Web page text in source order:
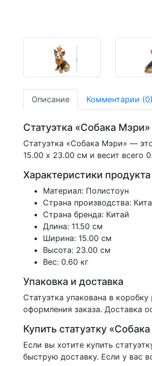
-30,68%
-30,68%
-30,68%
Описание Комментарии (0)
Статуэтка «Собака
Статуэтка «Собака Мэри» —
15.00 х 23.00 см и весит всего
Характеристики продукта
Материал: Полистоун
Страна производства:
Страна бренда: Китай
Длина: 11.50 см
Ширина: 15.00 см
Высота: 23.00 см
Вес: 0.60 кг
Упаковка и доставка
Статуэтка упакована в
оформления заказа. Доставка
Купить статуэтку
Если вы хотите купить
быструю доставку. Если у вас